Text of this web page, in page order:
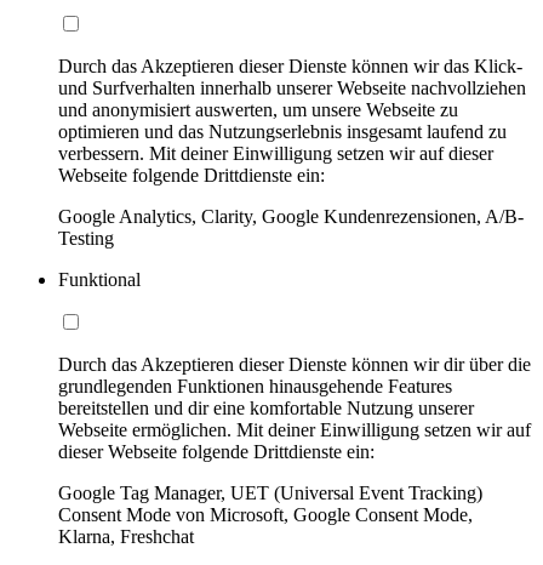
Durch das Akzeptieren dieser Dienste können wir das Klick-
und Surfverhalten innerhalb unserer Webseite nachvollziehen
und anonymisiert auswerten, um unsere Webseite zu
optimieren und das Nutzungserlebnis insgesamt laufend zu
verbessern. Mit deiner Einwilligung setzen wir auf dieser
Webseite folgende Drittdienste ein:
Google Analytics, Clarity, Google Kundenrezensionen, A/B-
Testing
Funktional
Durch das Akzeptieren dieser Dienste können wir dir über die
grundlegenden Funktionen hinausgehende Features
bereitstellen und dir eine komfortable Nutzung unserer
Webseite ermöglichen. Mit deiner Einwilligung setzen wir auf
dieser Webseite folgende Drittdienste ein:
Google Tag Manager, UET (Universal Event Tracking)
Consent Mode von Microsoft, Google Consent Mode,
Klarna, Freshchat